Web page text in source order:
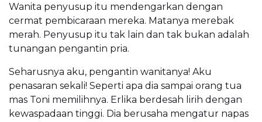
Wanita penyusup itu mendengarkan dengan
cermat pembicaraan mereka. Matanya merebak
merah. Penyusup itu tak lain dan tak bukan adalah
tunangan pengantin pria.
Seharusnya aku, pengantin wanitanya! Aku
penasaran sekali! Seperti apa dia sampai orang tua
mas Toni memilihnya. Erlika berdesah lirih dengan
kewaspadaan tinggi. Dia berusaha mengatur napas